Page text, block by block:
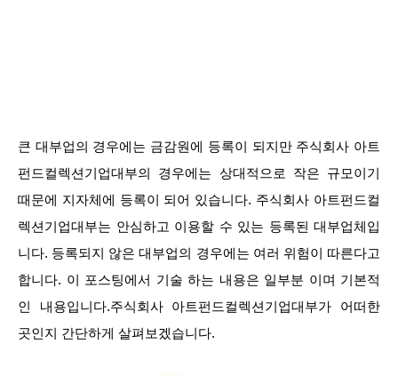
큰 대부업의 경우에는 금감원에 등록이 되지만 주식회사 아트
펀드컬렉션기업대부의 경우에는 상대적으로 작은 규모이기
때문에 지자체에 등록이 되어 있습니다. 주식회사 아트펀드컬
렉션기업대부는 안심하고 이용할 수 있는 등록된 대부업체입
니다. 등록되지 않은 대부업의 경우에는 여러 위험이 따른다고
합니다. 이 포스팅에서 기술 하는 내용은 일부분 이며 기본적
인 내용입니다.주식회사 아트펀드컬렉션기업대부가 어떠한
곳인지 간단하게 살펴보겠습니다.